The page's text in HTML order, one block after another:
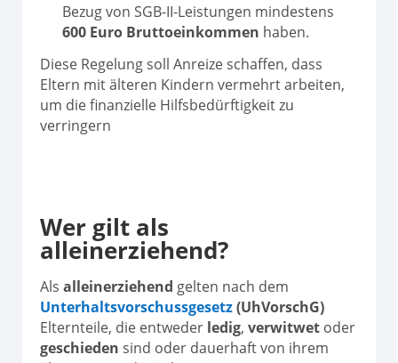
Bezug von SGB-II-Leistungen mindestens
600 Euro Bruttoeinkommen haben.
Diese Regelung soll Anreize schaffen, dass
Eltern mit älteren Kindern vermehrt arbeiten,
um die finanzielle Hilfsbedürftigkeit zu
verringern
Wer gilt als
alleinerziehend?
Als alleinerziehend gelten nach dem
Unterhaltsvorschussgesetz(UhVorschG)
Elternteile, die entweder ledig, verwitwet oder
geschieden sind oder dauerhaft von ihrem